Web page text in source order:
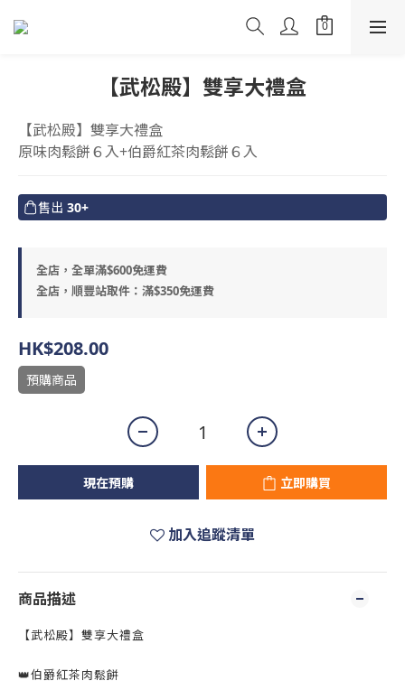
【武松殿】雙享大禮盒
【武松殿】雙享大禮盒
原味肉鬆餅６入+伯爵紅茶肉鬆餅６入
售出 30+
全店，全單滿$600免運費
全店，順豐站取件：滿$350免運費
HK$208.00
預購商品
現在預購 立即購買
加入追蹤清單
商品描述
【武松殿】雙享大禮盒
👑伯爵紅茶肉鬆餅